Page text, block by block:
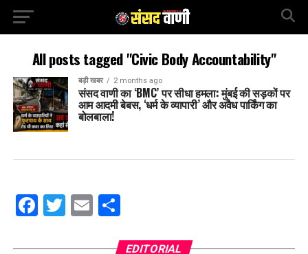
All posts tagged "Civic Body Accountability"
बड़ी खबर 2 months ago
संसद वाणी का ‘BMC’ पर सीधा हमला: मुंबई की सड़कों पर
आम आदमी बेबस, ‘धर्म के व्यापारी’ और अवैध पार्किंग का
बोलबाला!
Facebook
Twitter
EmailShare
EDITORIAL